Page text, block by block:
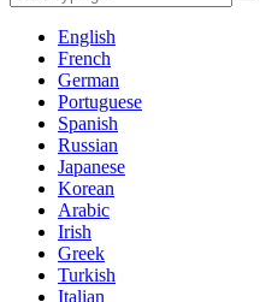
English
French
German
Portuguese
Spanish
Russian
Japanese
Korean
Arabic
Irish
Greek
Turkish
Italian